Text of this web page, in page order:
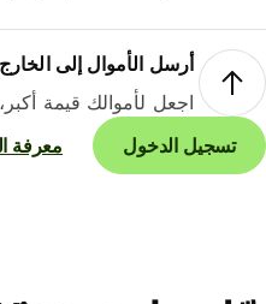
أرسل الأموال إلى
اجعل لأموالك قيمة
تسجيل الدخول
معرفة